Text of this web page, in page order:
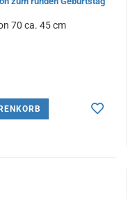
70 ca. 45 cm